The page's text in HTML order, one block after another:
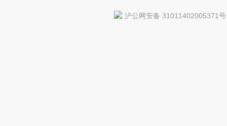
沪公网安备 31011402005371号